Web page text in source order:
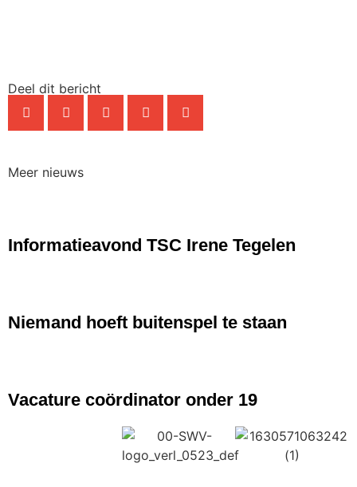
Deel dit bericht
Meer nieuws
Informatieavond TSC Irene Tegelen
Niemand hoeft buitenspel te staan
Vacature coördinator onder 19